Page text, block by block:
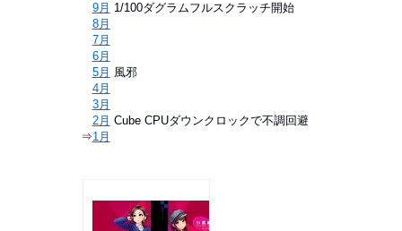
9月 1/100ダグラムフルスクラッチ開始
8月
7月
6月
5月 風邪
4月
3月
2月 Cube CPUダウンクロックで不調回避
⇒1月